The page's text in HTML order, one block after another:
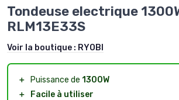
Tondeuse electrique
RLM13E33S
Voir la boutique : RYOBI
＋ Puissance de 1300W
＋
Facile à utiliser